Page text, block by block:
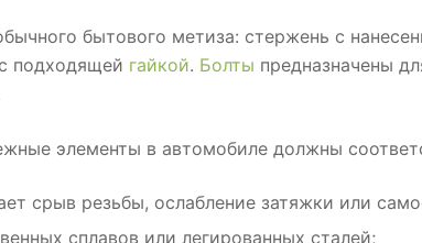
бытового метиза: стержень с
подходящей гайкой. Болты предназначены
элементы в автомобиле должны
срыв резьбы, ослабление затяжки или
сплавов или легированных сталей;